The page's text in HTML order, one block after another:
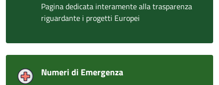
Pagina dedicata interamente alla trasparenza
riguardante i progetti Europei
Numeri di Emergenza